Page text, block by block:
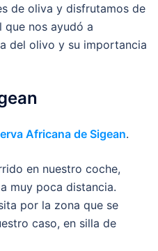
de oliva y disfrutamos de
que nos ayudó a
del olivo y su importancia
Africana de Sigean.
en nuestro coche,
muy poca distancia.
por la zona que se
caso, en silla de